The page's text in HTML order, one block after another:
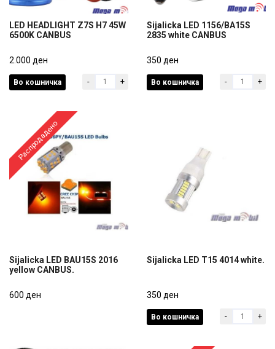
6500K CANBUS
2.000 ден
LED HEADLIGHT Z7S H7 45W
6500K CANBUS
2.000 ден
Во кошничка - +
2835 white CANBUS
350 ден
Sijalicka LED 1156/BA15S
2835 white CANBUS
350 ден
Во кошничка - +
Распродадено
yellow CANBUS.
Sijalicka LED BAU15S 2016
yellow CANBUS.
600 ден
350 ден
Sijalicka LED T15 4014 white.
350 ден
Во кошничка - +